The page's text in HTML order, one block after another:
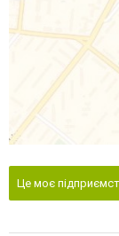
Це моє